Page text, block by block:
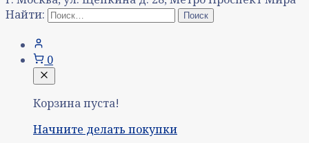
Найти:
0
Корзина пуста!
Начните делать покупки